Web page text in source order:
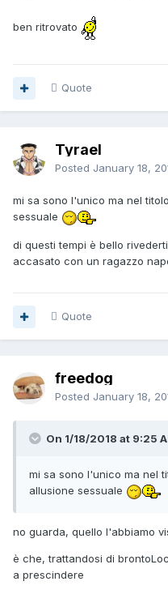
ben ritrovato
Quote
Tyrael
Posted January 18,
mi sa sono l'unico ma nel
sessuale
di questi tempi è bello
accasato con un ragazzo
Quote
freedog
Posted January 18,
On 1/18/2018 at 9:25
mi sa sono l'unico ma nel
allusione sessuale
no guarda, quello l'abbiamo
è che, trattandosi di
a prescindere